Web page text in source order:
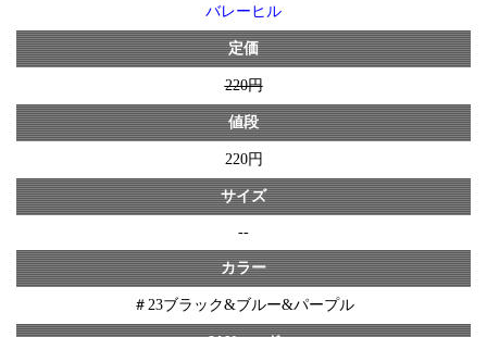
バレーヒル
定価
220円
値段
220円
サイズ
--
カラー
＃23ブラック&ブルー&パープル